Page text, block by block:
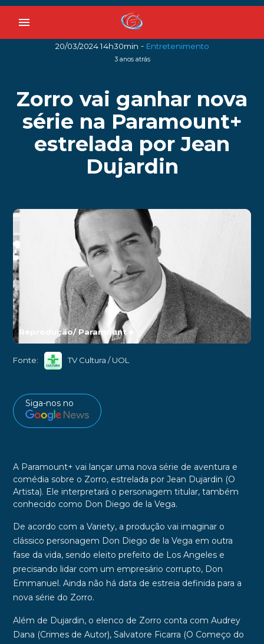
menu
20/03/2024 14h30min - Entretenimento
3 anos atrás
Zorro vai ganhar nova
série na Paramount+
estrelada por Jean
Dujardin
Reprodução/ Paramount
Fonte: TV Cultura / UOL
Siga-nos no
A Paramount+ vai lançar uma nova série de aventura e
comédia sobre o Zorro, estrelada por Jean Dujardin (O
Artista). Ele interpretará o personagem titular, também
conhecido como Don Diego de la Vega.
De acordo com a Variety, a produção vai imaginar o
clássico personagem Don Diego de la Vega em outra
fase da vida, sendo eleito prefeito de Los Angeles e
precisando lidar com um empresário corrupto, Don
Emmanuel. Ainda não há data de estreia definida para a
nova série do Zorro.
Além de Dujardin, o elenco de Zorro conta com Audrey
Dana (Crimes de Autor), Salvatore Ficarra (O Começo do